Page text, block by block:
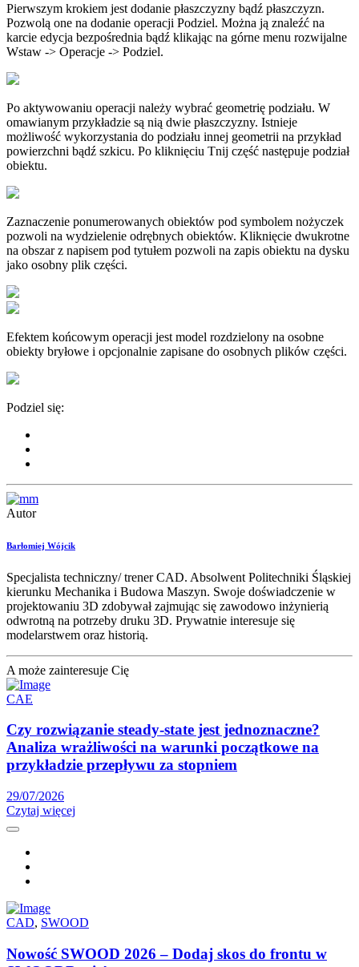
Pierwszym krokiem jest dodanie płaszczyzny bądź płaszczyzn.
Pozwolą one na dodanie operacji Podziel. Można ją znaleźć na
karcie edycja bezpośrednia bądź klikając na górne menu rozwijalne
Wstaw -> Operacje -> Podziel.
Po aktywowaniu operacji należy wybrać geometrię podziału. W
omawianym przykładzie są nią dwie płaszczyzny. Istnieje
możliwość wykorzystania do podziału innej geometrii na przykład
powierzchni bądź szkicu. Po kliknięciu Tnij część następuje podział
obiektu.
Zaznaczenie ponumerowanych obiektów pod symbolem nożyczek
pozwoli na wydzielenie odrębnych obiektów. Kliknięcie dwukrotne
na obszar z napisem pod tytułem pozwoli na zapis obiektu na dysku
jako osobny plik części.
Efektem końcowym operacji jest model rozdzielony na osobne
obiekty bryłowe i opcjonalnie zapisane do osobnych plików części.
Podziel się:
Autor
Barłomiej Wójcik
Specjalista techniczny/ trener CAD. Absolwent Politechniki Śląskiej
kierunku Mechanika i Budowa Maszyn. Swoje doświadczenie w
projektowaniu 3D zdobywał zajmując się zawodowo inżynierią
odwrotną na potrzeby druku 3D. Prywatnie interesuje się
modelarstwem oraz historią.
A może zainteresuje Cię
CAE
Czy rozwiązanie steady-state jest jednoznaczne?
Analiza wrażliwości na warunki początkowe na
przykładzie przepływu za stopniem
29/07/2026
Czytaj więcej
CAD, SWOOD
Nowość SWOOD 2026 – Dodaj skos do frontu w